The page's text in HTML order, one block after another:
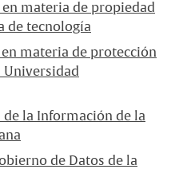
materia de propiedad
de tecnología
materia de protección
Universidad
de la Información de la
de Datos de la